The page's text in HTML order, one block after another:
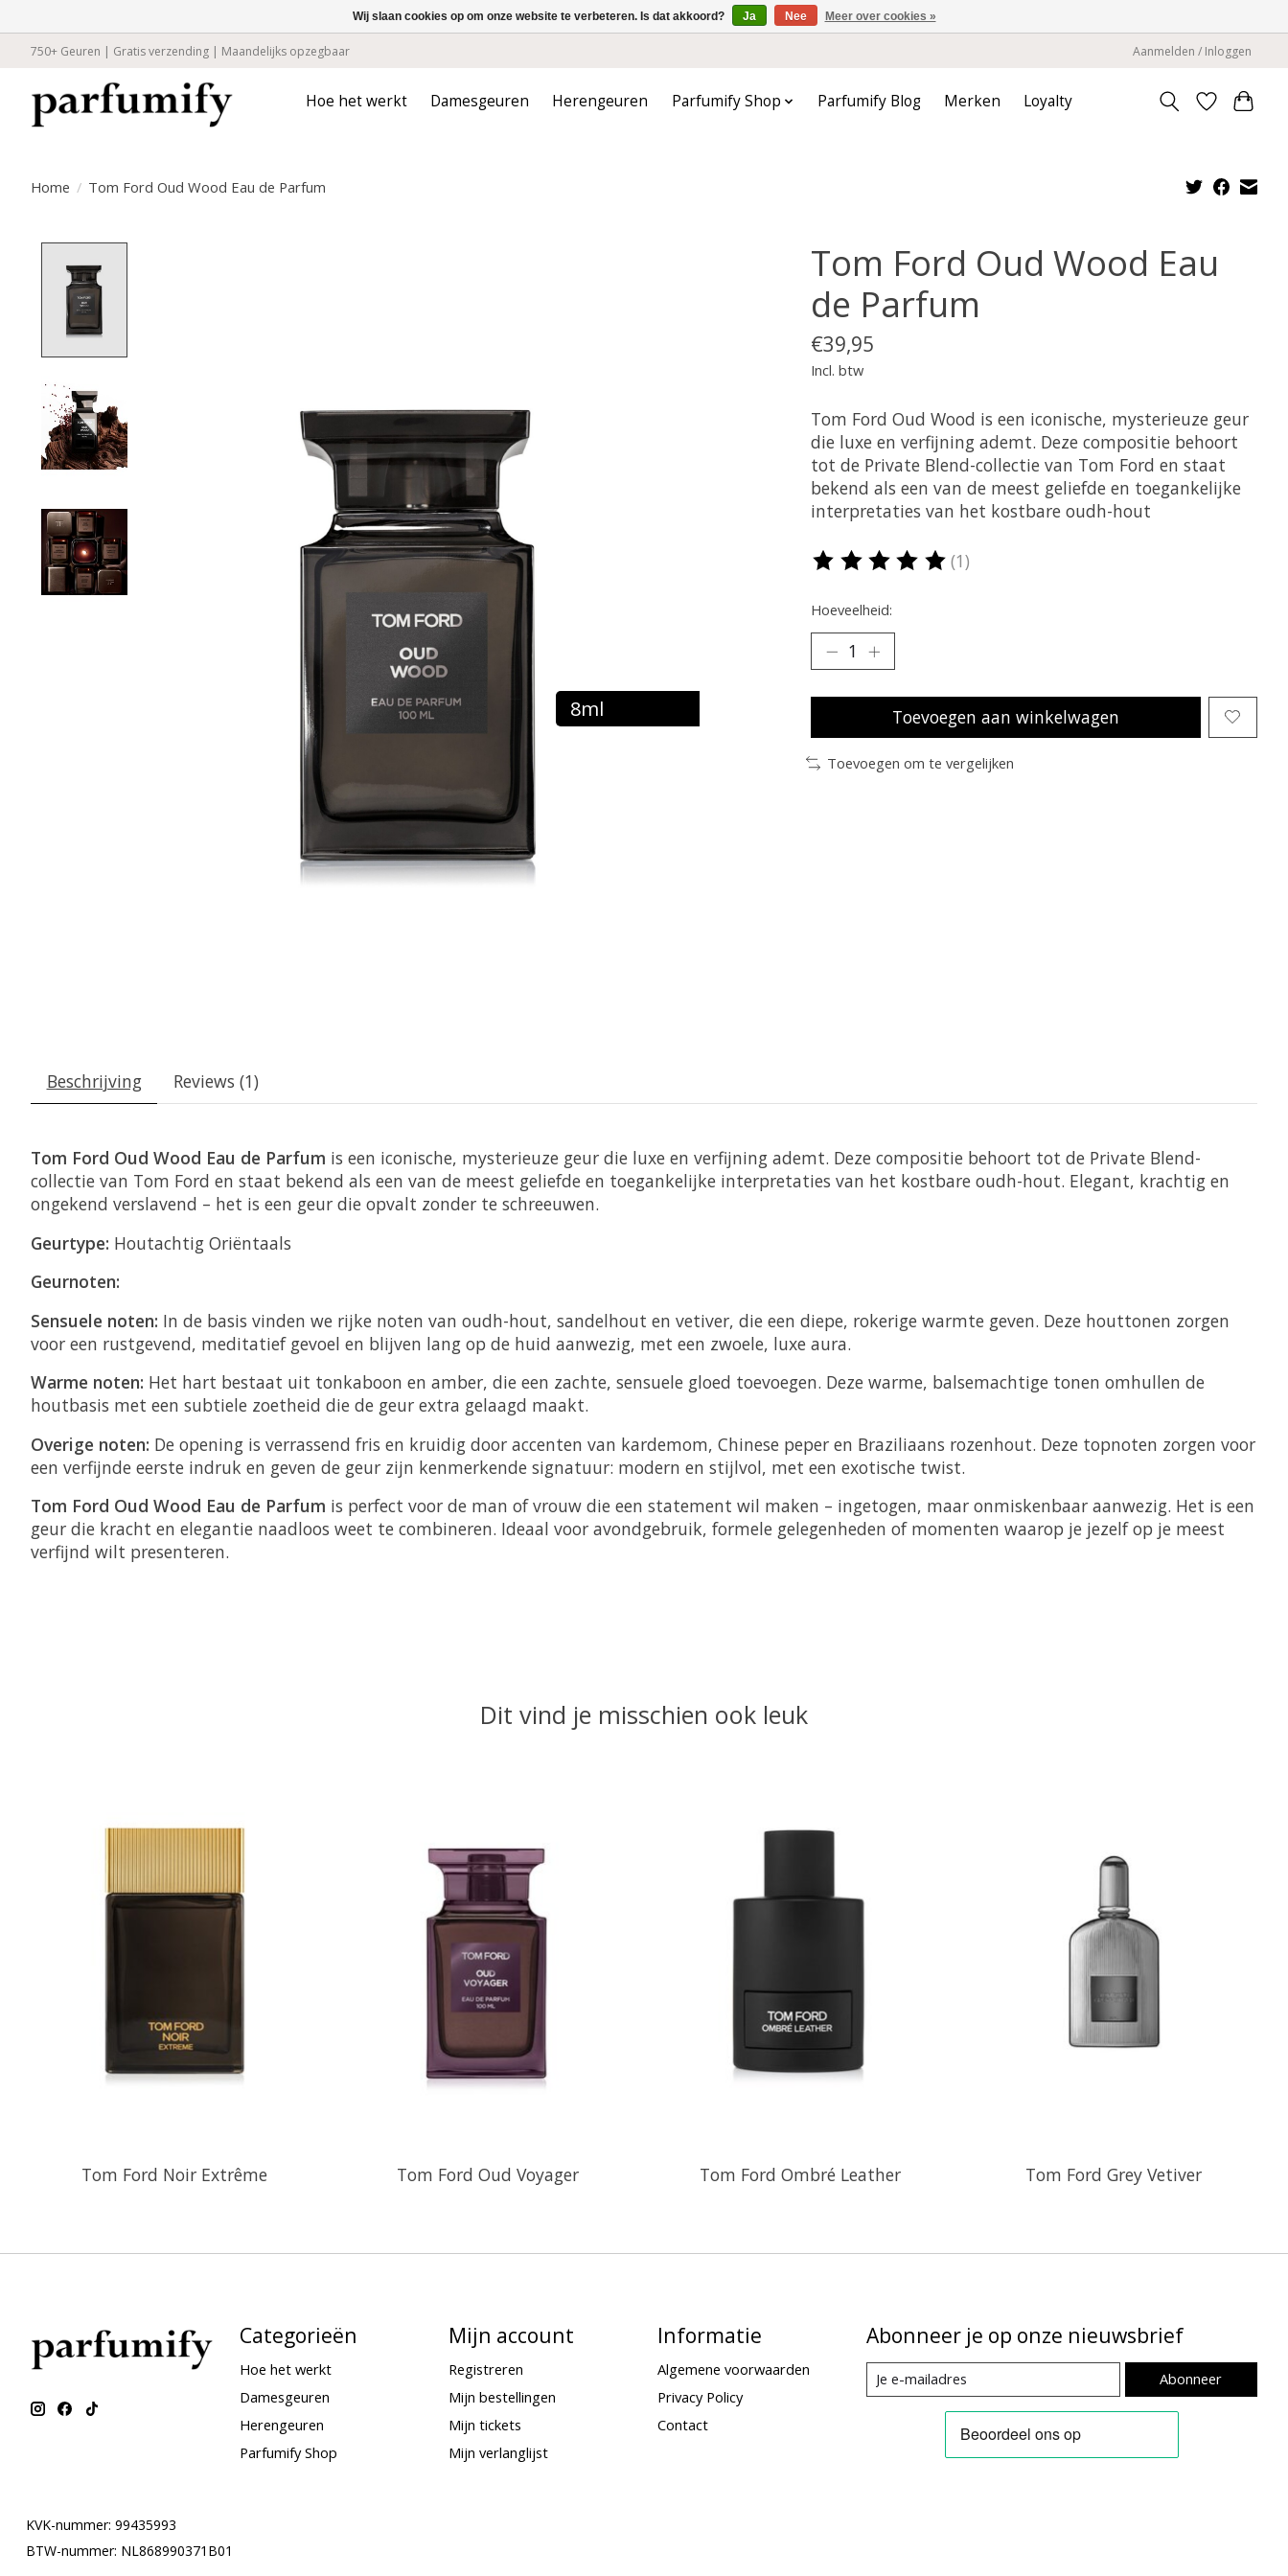
750+ Geuren | Gratis verzending | Maandelijks opzegbaar Aanmelden / Inloggen
Hoe het werkt Damesgeuren Herengeuren Parfumify Shop Parfumify Blog Merken Loyalty
Home / Tom Ford Oud Wood Eau de Parfum
8ml
Tom Ford Oud Wood Eau
de Parfum
€39,95
Incl. btw
Tom Ford Oud Wood is een iconische, mysterieuze geur
die luxe en verfijning ademt. Deze compositie behoort
tot de Private Blend-collectie van Tom Ford en staat
bekend als een van de meest geliefde en toegankelijke
interpretaties van het kostbare oudh-hout
De beoordeling van dit product is
(1)
Hoeveelheid:
Toevoegen aan winkelwagen
Toevoegen om te vergelijken
Beschrijving Reviews (1)
Tom Ford Oud Wood Eau de Parfum is een iconische, mysterieuze geur die luxe en verfijning ademt. Deze compositie behoort tot de Private Blend-
collectie van Tom Ford en staat bekend als een van de meest geliefde en toegankelijke interpretaties van het kostbare oudh-hout. Elegant, krachtig en
ongekend verslavend – het is een geur die opvalt zonder te schreeuwen.
Geurtype: Houtachtig Oriëntaals
Geurnoten:
Sensuele noten: In de basis vinden we rijke noten van oudh-hout, sandelhout en vetiver, die een diepe, rokerige warmte geven. Deze houttonen zorgen
voor een rustgevend, meditatief gevoel en blijven lang op de huid aanwezig, met een zwoele, luxe aura.
Warme noten: Het hart bestaat uit tonkaboon en amber, die een zachte, sensuele gloed toevoegen. Deze warme, balsemachtige tonen omhullen de
houtbasis met een subtiele zoetheid die de geur extra gelaagd maakt.
Overige noten: De opening is verrassend fris en kruidig door accenten van kardemom, Chinese peper en Braziliaans rozenhout. Deze topnoten zorgen voor
een verfijnde eerste indruk en geven de geur zijn kenmerkende signatuur: modern en stijlvol, met een exotische twist.
Tom Ford Oud Wood Eau de Parfum is perfect voor de man of vrouw die een statement wil maken – ingetogen, maar onmiskenbaar aanwezig. Het is een
geur die kracht en elegantie naadloos weet te combineren. Ideaal voor avondgebruik, formele gelegenheden of momenten waarop je jezelf op je meest
verfijnd wilt presenteren.
Dit vind je misschien ook leuk
Tom Ford Noir Extrême Tom Ford Oud Voyager Tom Ford Ombré Leather Tom Ford Grey Vetiver
Categorieën
Hoe het werkt
Damesgeuren
Herengeuren
Parfumify Shop
Mijn account
Registreren
Mijn bestellingen
Mijn tickets
Mijn verlanglijst
Informatie
Algemene voorwaarden
Privacy Policy
Contact
Abonneer je op onze nieuwsbrief
Abonneer
KVK-nummer: 99435993
BTW-nummer: NL868990371B01
Wij slaan cookies op om onze website te verbeteren. Is dat akkoord? Ja Nee Meer over cookies »